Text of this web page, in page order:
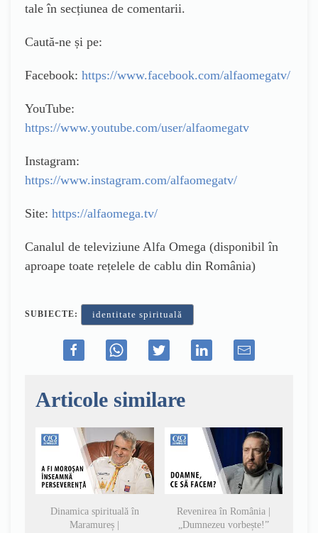
tale în secțiunea de comentarii.
Caută-ne și pe:
Facebook: https://www.facebook.com/alfaomegatv/
YouTube:
https://www.youtube.com/user/alfaomegatv
Instagram:
https://www.instagram.com/alfaomegatv/
Site: https://alfaomega.tv/
Canalul de televiziune Alfa Omega (disponibil în
aproape toate rețelele de cablu din România)
SUBIECTE: identitate spirituală
Articole similare
Dinamica spirituală în
Maramureș |
Revenirea în România |
„Dumnezeu vorbește!”